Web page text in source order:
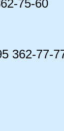
75-60
362-77-